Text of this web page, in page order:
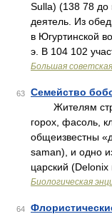
Sulla) (138 78 до
деятель. Из
в Югуртинской
э. В 104 102
Большая
63 Семейство
Жителям
горох, фасоль,
общеизвестны
saman), и одно
царский (Delonix
Биологическая
64